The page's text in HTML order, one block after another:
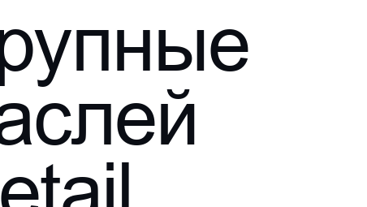
упные
слей